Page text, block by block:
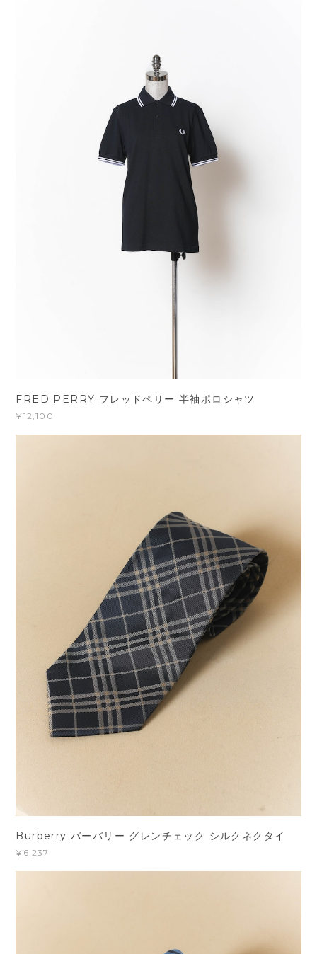
FRED PERRY フレッドペリー 半袖ポロシャツ
¥12,100
Burberry バーバリー グレンチェック シルクネクタイ
¥6,237